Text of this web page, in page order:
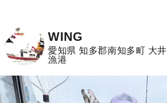
WING
愛知県 知多郡南知多町 大井
漁港